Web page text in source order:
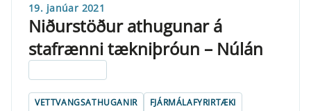
19. janúar 2021
Niðurstöður athugunar á
stafrænni tækniþróun – Núlán
VETTVANGSATHUGANIR FJÁRMÁLAFYRIRTÆKI